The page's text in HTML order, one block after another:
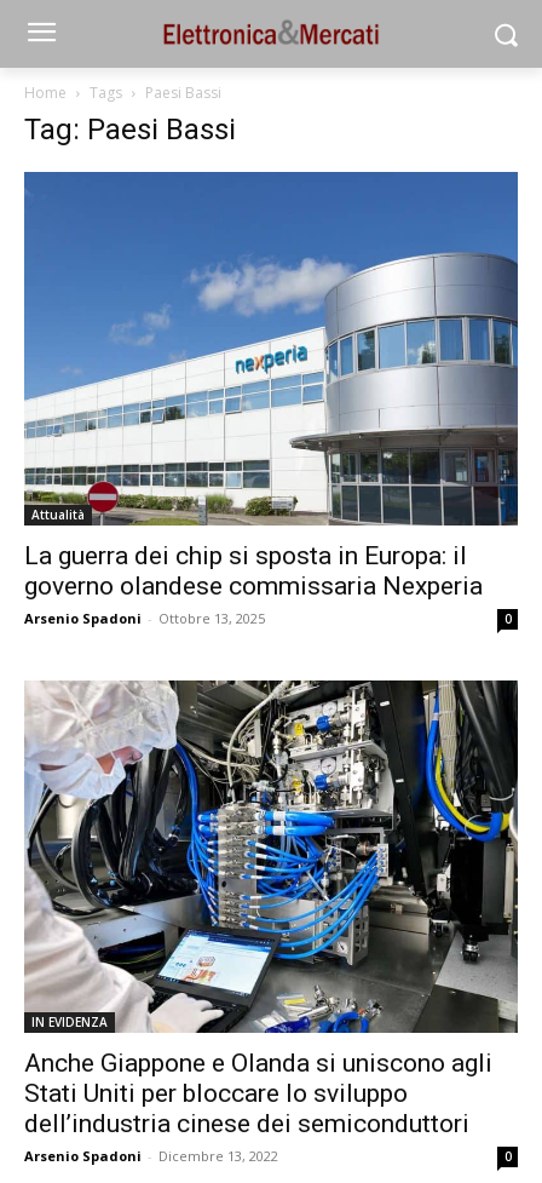
Home Tags Paesi Bassi
Tag: Paesi Bassi
Attualità
La guerra dei chip si sposta in Europa: il
governo olandese commissaria Nexperia
Arsenio Spadoni - Ottobre 13, 2025 0
IN EVIDENZA
Anche Giappone e Olanda si uniscono agli
Stati Uniti per bloccare lo sviluppo
dell’industria cinese dei semiconduttori
Arsenio Spadoni - Dicembre 13, 2022 0